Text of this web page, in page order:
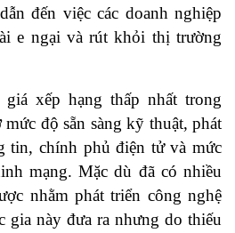
đến việc các doanh nghiệp
e ngại và rút khỏi thị trường
giá xếp hạng thấp nhất trong
độ sẵn sàng kỹ thuật, phát
tin, chính phủ điện tử và mức
mạng. Mặc dù đã có nhiều
nhằm phát triển công nghệ
gia này đưa ra nhưng do thiếu